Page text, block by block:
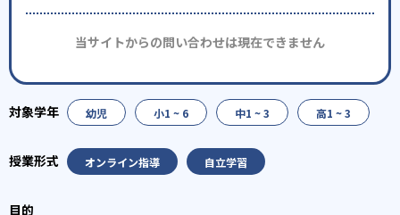
当サイトからの問い合わせは現在できません
幼児 小1 ~ 6 中1 ~ 3 高1 ~ 3
オンライン指導 自立学習